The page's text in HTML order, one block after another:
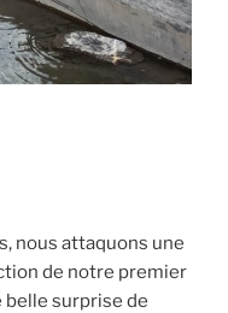
nous attaquons une
de notre premier
belle surprise de